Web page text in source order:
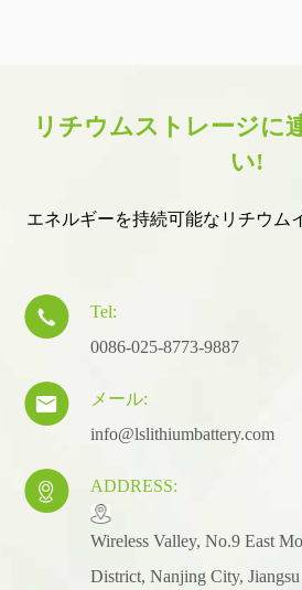
リチウムストレージに
い!
エネルギーを持続可能なリチウム

Tel:
0086-025-8773-9887

メール:
info@lslithiumbattery.com
 ADDRESS:
​Wireless Valley, No.9 East
District, Nanjing City,